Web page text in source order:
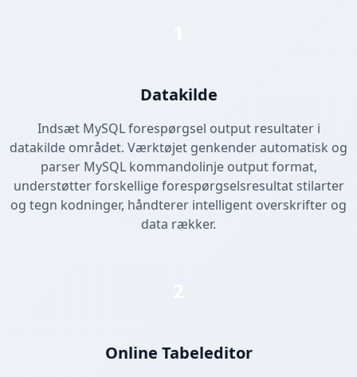
Datakilde
Indsæt MySQL forespørgsel output resultater i
datakilde området. Værktøjet genkender automatisk og
parser MySQL kommandolinje output format,
understøtter forskellige forespørgselsresultat stilarter
og tegn kodninger, håndterer intelligent overskrifter og
data rækker.
Online Tabeleditor